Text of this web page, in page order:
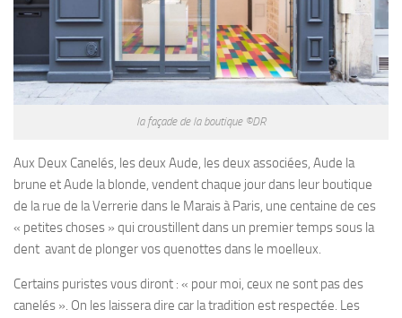
la façade de la boutique ©DR
Aux Deux Canelés, les deux Aude, les deux associées, Aude la
brune et Aude la blonde, vendent chaque jour dans leur boutique
de la rue de la Verrerie dans le Marais à Paris, une centaine de ces
« petites choses » qui croustillent dans un premier temps sous la
dent avant de plonger vos quenottes dans le moelleux.
Certains puristes vous diront : « pour moi, ceux ne sont pas des
canelés ». On les laissera dire car la tradition est respectée. Les